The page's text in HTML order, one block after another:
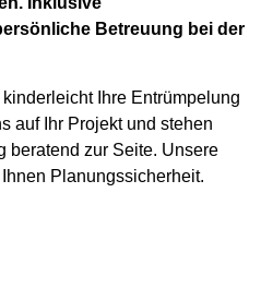
Betreuung bei der
Ihre Entrümpelung
auf Ihr Projekt und stehen
beratend zur Seite. Unsere
Planungssicherheit.